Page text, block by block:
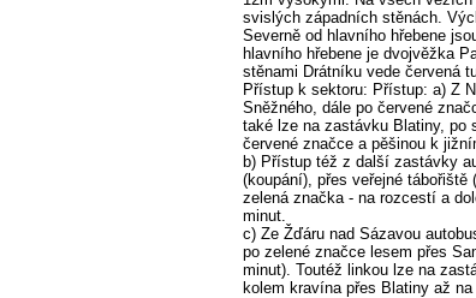
svislých západních stěnách.
Severně od hlavního hřebene
hlavního hřebene je dvojvěžka
stěnami Drátníku vede červená
Přístup k sektoru: Přístup: a) Z
Sněžného, dále po červené
také lze na zastávku Blatiny, po
červené značce a pěšinou k
b) Přístup též z další zastávky
(koupání), přes veřejné
zelená značka - na rozcestí a
minut.
c) Ze Žďáru nad Sázavou
po zelené značce lesem přes
minut). Toutéž linkou lze na
kolem kravína přes Blatiny až